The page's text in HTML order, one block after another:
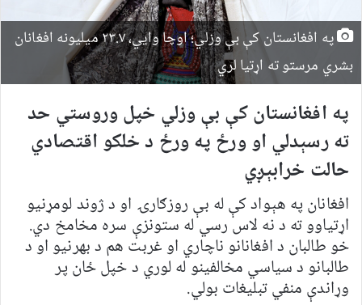
په افغانستان کې بې وزلي؛ اوچا وايي، ۲۳.۷ میلیونه افغانان
بشري مرستو ته اړتیا لري
په افغانستان کې بې وزلي خپل وروستي حد
ته رسېدلي او ورځ په ورځ د خلکو اقتصادي
حالت خرابېږي
افغانان په هېواد کې له بې روزګارۍ او د ژوند لومړنیو
اړتیاوو ته د نه لاس رسي له ستونزې سره مخامخ دي.
خو طالبان د افغانانو ناچاري او غربت هم د بهرنیو او د
طالبانو د سیاسي مخالفینو له لوري د خپل ځان پر
وړاندې منفي تبلیغات بولي.